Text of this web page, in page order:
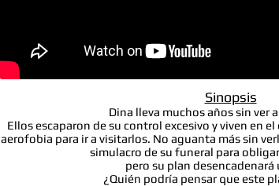
Sinopsis
Dina lleva muchos años sin ver
Ellos escaparon de su control excesivo y viven en
aerofobia para ir a visitarlos. No aguanta más sin
simulacro de su funeral para
pero su plan desencadenará
¿Quién podría pensar que este